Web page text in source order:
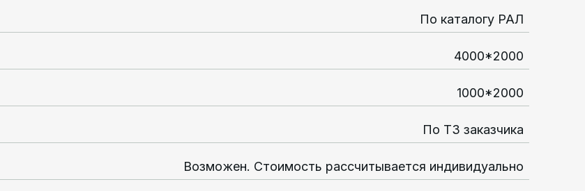
По каталогу РАЛ
4000*2000
1000*2000
По ТЗ заказчика
Возможен. Стоимость рассчитывается индивидуально